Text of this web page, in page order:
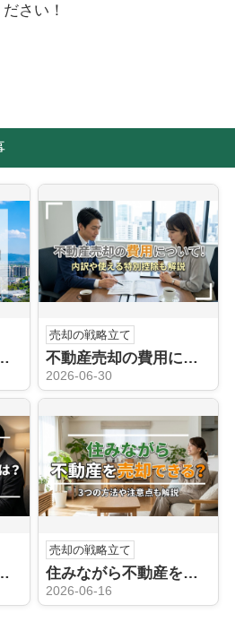
ださい！
て！売却相場もご紹介
売却の戦略立て
不動産売却の費用について！内訳や使える特別控除も解説
2026-06-30
は？期間についても解説
売却の戦略立て
住みながら不動産を売却できる？3つの方法や注意点も解説
2026-06-16